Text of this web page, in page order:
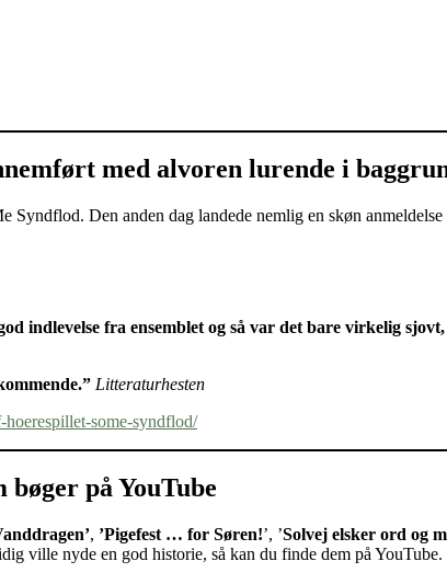
med alvoren lurende i
Den anden dag landede nemlig en skøn
indlevelse fra ensemblet og så var det bare virkelig
Litteraturhesten
hoerespillet-some-syndflod/
bøger på YouTube
, ’Pigefest … for Søren!’, ’Solvej elsker ord og
ville nyde en god historie, så kan du finde dem på